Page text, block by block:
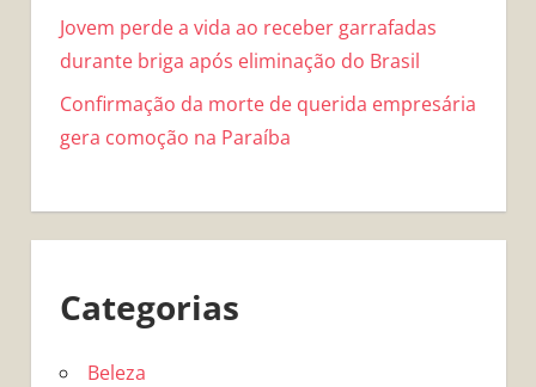
Jovem perde a vida ao receber garrafadas
durante briga após eliminação do Brasil
Confirmação da morte de querida empresária
gera comoção na Paraíba
Categorias
Beleza